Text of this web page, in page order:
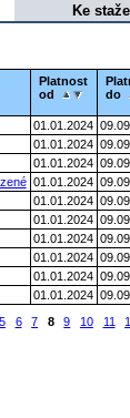
Ke
Platnost
od
do
01.01.2024
01.01.2024
01.01.2024
01.01.2024
01.01.2024
01.01.2024
01.01.2024
01.01.2024
01.01.2024
01.01.2024
5 6 7 8 9 10 11